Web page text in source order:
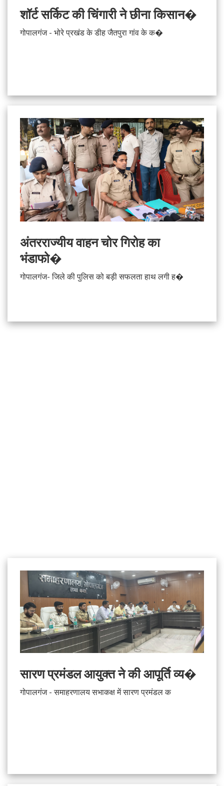
शॉर्ट सर्किट की चिंगारी ने छीना किसान�
गोपालगंज - भोरे प्रखंड के डीह जैतपुरा गांव के क�
अंतरराज्यीय वाहन चोर गिरोह का
भंडाफो�
गोपालगंज- जिले की पुलिस को बड़ी सफलता हाथ लगी ह�
सारण प्रमंडल आयुक्त ने की आपूर्ति व्य�
गोपालगंज - समाहरणालय सभाकक्ष में सारण प्रमंडल क